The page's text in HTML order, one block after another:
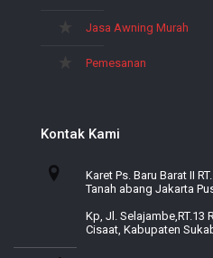
Jasa Awning Murah
Pemesanan
Kontak Kami
Karet Ps. Baru Barat II
Tanah abang Jakarta
Kp, Jl. Selajambe,RT.13
Cisaat, Kabupaten